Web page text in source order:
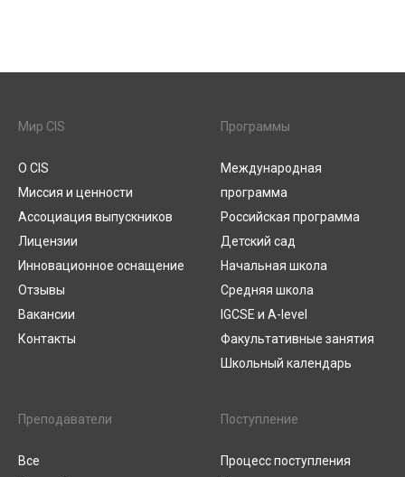
Мир CIS
О CIS
Миссия и ценности
Ассоциация выпускников
Лицензии
Инновационное оснащение
Отзывы
Вакансии
Контакты
Программы
Международная
программа
Российская программа
Детский сад
Начальная школа
Средняя школа
IGCSE и A-level
Факультативные занятия
Школьный календарь
Преподаватели
Все
Поступление
Процесс поступления